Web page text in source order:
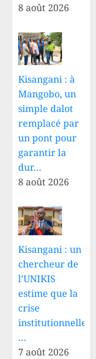
8 août 2026
Kisangani : à
Mangobo, un
simple dalot
remplacé par
un pont pour
garantir la
dur…
8 août 2026
Kisangani : un
chercheur de
l’UNIKIS
estime que la
crise
institutionnelle
…
7 août 2026